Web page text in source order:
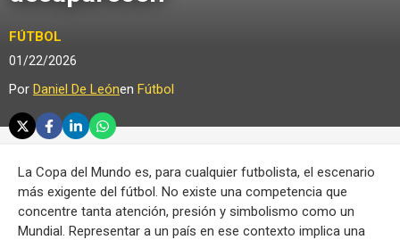
FÚTBOL
01/22/2026
Por Daniel De Leónen Fútbol
La Copa del Mundo es, para cualquier futbolista, el escenario
más exigente del fútbol. No existe una competencia que
concentre tanta atención, presión y simbolismo como un
Mundial. Representar a un país en ese contexto implica una